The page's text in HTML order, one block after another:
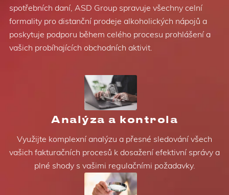
spotřebních daní, ASD Group spravuje všechny celní
formality pro distanční prodeje alkoholických nápojů a
poskytuje podporu během celého procesu prohlášení a
vašich probíhajících obchodních aktivit.
Analýza a kontrola
Využijte komplexní analýzu a přesné sledování všech
vašich fakturačních procesů k dosažení efektivní správy a
plné shody s vašimi regulačními požadavky.